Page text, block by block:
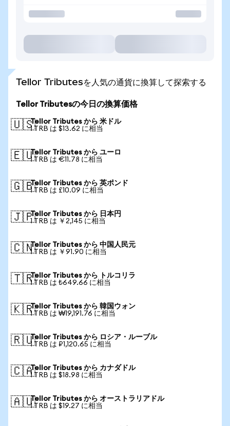
Tellor Tributesを人気の通貨に換算して探索する
Tellor Tributesの今日の換算価格
🇺🇸Tellor Tributes から 米ドル
1 TRB は $13.62 に相当
🇪🇺Tellor Tributes から ユーロ
1 TRB は €11.78 に相当
🇬🇧Tellor Tributes から 英ポンド
1 TRB は £10.09 に相当
🇯🇵Tellor Tributes から 日本円
1 TRB は ￥2,145 に相当
🇨🇳Tellor Tributes から 中国人民元
1 TRB は ￥91.90 に相当
🇹🇷Tellor Tributes から トルコリラ
1 TRB は ₺649.66 に相当
🇰🇷Tellor Tributes から 韓国ウォン
1 TRB は ₩19,191.76 に相当
🇷🇺Tellor Tributes から ロシア・ルーブル
1 TRB は ₽1,120.65 に相当
🇨🇦Tellor Tributes から カナダドル
1 TRB は $18.98 に相当
🇦🇺Tellor Tributes から オーストラリアドル
1 TRB は $19.27 に相当